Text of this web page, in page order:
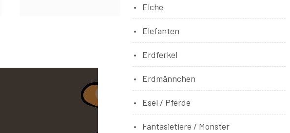
Elche
Elefanten
Erdferkel
Erdmännchen
Esel / Pferde
Fantasietiere / Monster